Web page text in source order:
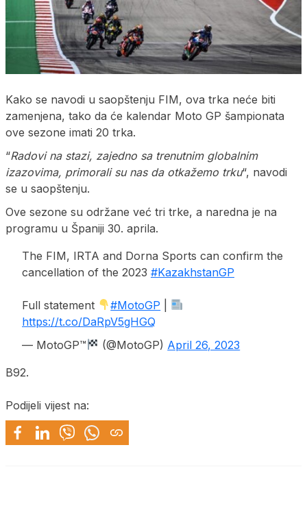
Kako se navodi u saopštenju FIM, ova trka neće biti
zamenjena, tako da će kalendar Moto GP šampionata
ove sezone imati 20 trka.
“Radovi na stazi, zajedno sa trenutnim globalnim
izazovima, primorali su nas da otkažemo trku“, navodi
se u saopštenju.
Ove sezone su održane već tri trke, a naredna je na
programu u Španiji 30. aprila.
The FIM, IRTA and Dorna Sports can confirm the
cancellation of the 2023 #KazakhstanGP
Full statement #MotoGP
https://t.co/DaRpV5gHGQ
— MotoGP™
(@MotoGP) April 26, 2023
B92.
Podijeli vijest na: